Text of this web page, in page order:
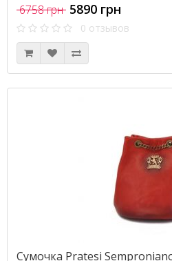
6758 грн 5890 грн
0 отзывов
Сумочка Pratesi